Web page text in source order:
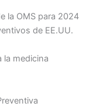
la OMS para 2024
de EE.UU.
la medicina